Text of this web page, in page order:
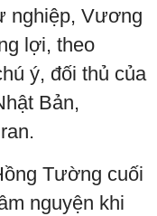
nghiệp, Vương
lợi, theo
ý, đối thủ của
Bản,
Tường cuối
nguyện khi